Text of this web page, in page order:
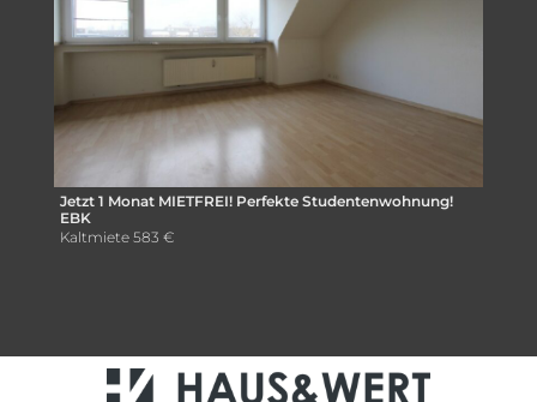
Jetzt 1 Monat MIETFREI! Perfekte Studentenwohnung!
EBK
Kaltmiete 583 €